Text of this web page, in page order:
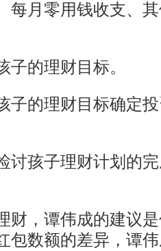
每月零用钱收支、
的理财目标。
的理财目标确定投
孩子理财计划的完
，谭伟成的建议是
包数额的差异，谭